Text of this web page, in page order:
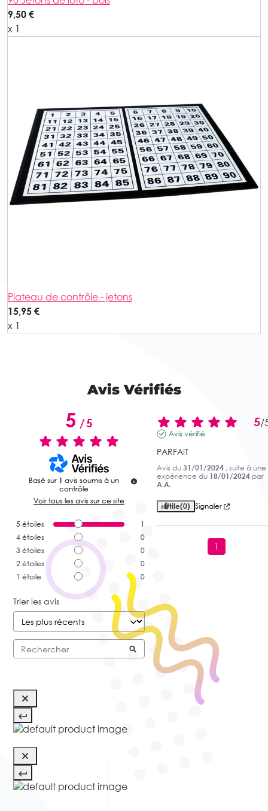
9,50 €
x 1
Plateau de contrôle - jetons
15,95 €
x 1
Avis Vérifiés
5/5
Basé sur 1 avis soumis à un
contrôle
Voir tous les avis sur ce site
5 étoiles
1
4 étoiles
0
3 étoiles
0
2 étoiles
0
1 étoile 0
Trier les avis
5/
Avis vérifié
PARFAIT
Avis du 31/01/2024 , suite à une
expérience du 18/01/2024 par
A.A.
Utile(0) Signaler
1